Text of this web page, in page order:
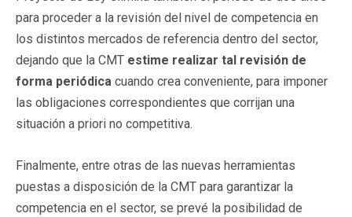
para proceder a la revisión del nivel de competencia en
los distintos mercados de referencia dentro del sector,
dejando que la CMT estime realizar tal revisión de
forma periódica cuando crea conveniente, para imponer
las obligaciones correspondientes que corrijan una
situación a priori no competitiva.
Finalmente, entre otras de las nuevas herramientas
puestas a disposición de la CMT para garantizar la
competencia en el sector, se prevé la posibilidad de